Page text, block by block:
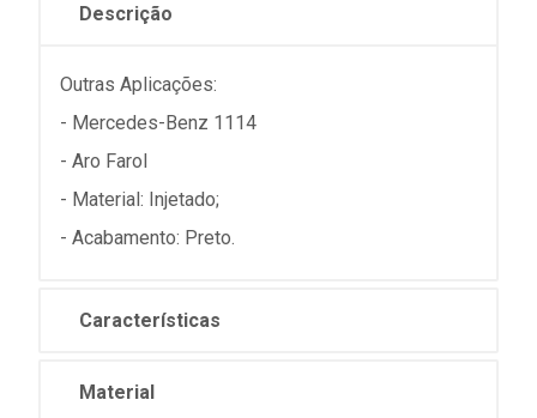
Descrição
Outras Aplicações:
- Mercedes-Benz 1114
- Aro Farol
- Material: Injetado;
- Acabamento: Preto.
Características
Material